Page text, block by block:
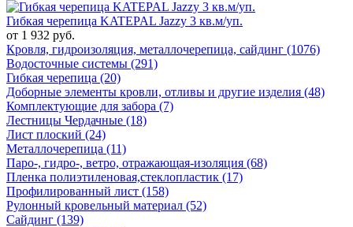
Гибкая черепица KATEPAL Jazzy 3 кв.м/уп.
от 1 932 руб.
Кровля, гидроизоляция, металлочерепица, сайдинг (1076)
Водосточные системы (291)
Гибкая черепица (20)
Доборные элементы кровли, отливы и другие изделия (48)
Комплектующие для забора (7)
Лестницы Чердачные (18)
Лист плоский (24)
Металлочерепица (11)
Паро-, гидро-, ветро, отражающая-изоляция (68)
Пленка полиэтиленовая,стеклопластик (17)
Профилированный лист (158)
Рулонный кровельный материал (52)
Сайдинг (139)